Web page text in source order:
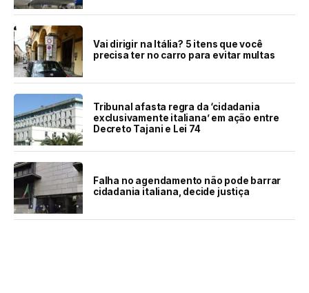
Vai dirigir na Itália? 5 itens que você
precisa ter no carro para evitar multas
Tribunal afasta regra da ‘cidadania
exclusivamente italiana’ em ação entre
Decreto Tajani e Lei 74
Falha no agendamento não pode barrar
cidadania italiana, decide justiça